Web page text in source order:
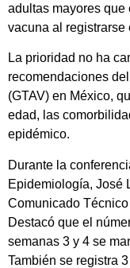
adultas mayores que
vacuna al registrarse
La prioridad no ha
recomendaciones
(GTAV) en México,
edad, las
epidémico.
Durante la
Epidemiología, José
Comunicado
Destacó que el
semanas 3 y 4 se
También se registra